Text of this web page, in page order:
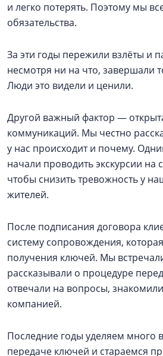
и легко потерять. Поэтому мы
обязательства.
За эти годы пережили взлёты и
несмотря ни на что, завершали
Люди это видели и ценили.
Другой важный фактор —
коммуникаций. Мы честно
у нас происходит и почему.
начали проводить экскурсии на
чтобы снизить тревожность у
жителей.
После подписания договора
систему сопровождения,
получения ключей. Мы
рассказывали о процедуре
отвечали на вопросы,
компанией.
Последние годы уделяем много
передаче ключей и стараемся